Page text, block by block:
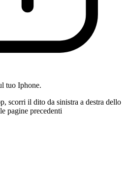
tuo Iphone.
scorri il dito da sinistra a destra dello
pagine precedenti